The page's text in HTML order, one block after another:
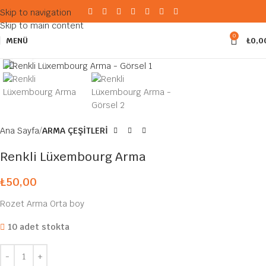
Skip to navigation
Skip to main content
MENÜ 0 ₺
Ana Sayfa ARMA ÇEŞİTLERİ
Renkli Lüxembourg Arma
₺50,00
Rozet Arma Orta boy
10 adet stokta